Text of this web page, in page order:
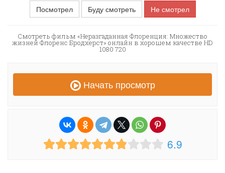
Посмотрел
Буду смотреть Не смотрел
Смотреть фильм «Неразгаданная Флоренция: Множество
жизней Флоренс Бродхерст» онлайн в хорошем качестве HD
1080 720
Начать просмотр
6.9